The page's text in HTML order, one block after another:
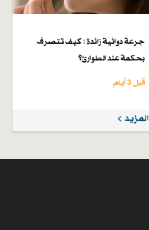
جرعة دوائية زائدة : كيف تتصرف
بحكمة عند الطوارئ؟
قبل 3 أيام
المزيد